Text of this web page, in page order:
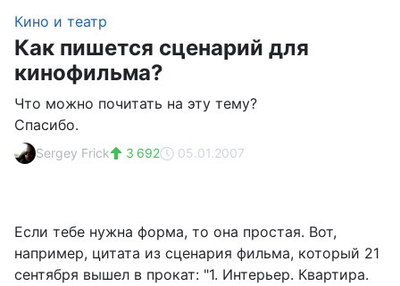
Кино и театр
Как пишется сценарий для
кинофильма?
Что можно почитать на эту тему?
Спасибо.
Sergey Frick 3 692 05.01.2007
Если тебе нужна форма, то она простая. Вот,
например, цитата из сценария фильма, который 21
сентября вышел в прокат: "1. Интерьер. Квартира.